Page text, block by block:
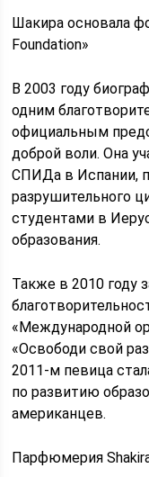
Шакира основала
Foundation»
В 2003 году
одним
официальным
доброй воли. Она
СПИДа в Испании,
разрушительного
студентами в
образования.
Также в 2010 году
«Международной
«Освободи свой
2011-м певица
по развитию
американцев.
Парфюмерия